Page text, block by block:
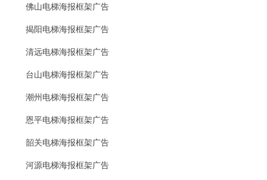
佛山电梯海报框架广告
揭阳电梯海报框架广告
清远电梯海报框架广告
台山电梯海报框架广告
潮州电梯海报框架广告
恩平电梯海报框架广告
韶关电梯海报框架广告
河源电梯海报框架广告